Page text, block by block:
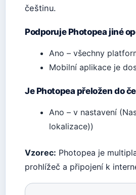
češtinu.
Podporuje Photopea jiné
Ano – všechny
Mobilní aplikace je
Je Photopea přeložen do
Ano – v nastavení
lokalizace))
Vzorec: Photopea je
prohlížeč a připojení k